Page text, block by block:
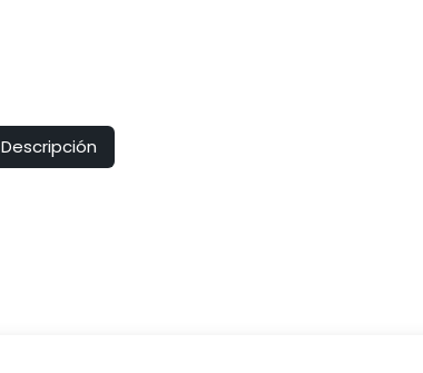
Descripción